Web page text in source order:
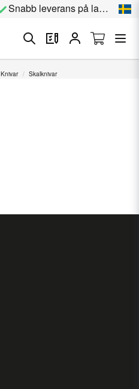
Snabb leverans på lagervara
Knivar Skalknivar